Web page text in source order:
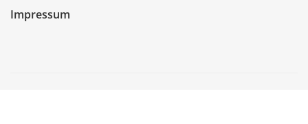
Impressum